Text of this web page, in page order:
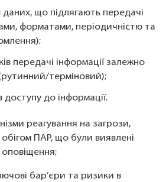
даних, що підлягають передачі
форматами, періодичністю та
передачі інформації залежно
терміновий);
доступу до інформації.
реагування на загрози,
обігом ПАР, що були виявлені
бар’єри та ризики в